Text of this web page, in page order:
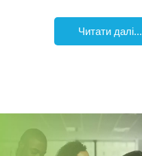
Читати далі...